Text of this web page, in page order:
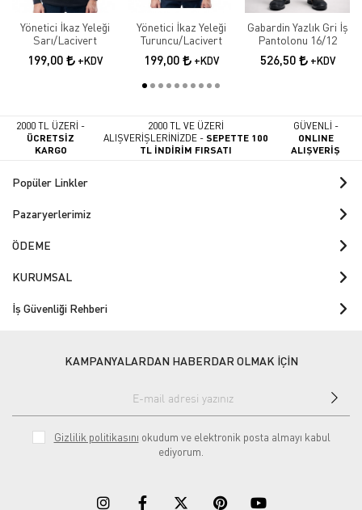
Yönetici İkaz Yeleği
Sarı/Lacivert
199,00 +KDV
Yönetici İkaz Yeleği
Turuncu/Lacivert
199,00 +KDV
Gabardin Yazlık Gri İş
Pantolonu 16/12
526,50 +KDV
2000 TL ÜZERİ -
ÜCRETSİZ
KARGO
2000 TL VE ÜZERİ
ALIŞVERİŞLERİNİZDE -SEPETTE 100
TL İNDİRİM FIRSATI
GÜVENLİ -
ONLINE
ALIŞVERİŞ
Popüler Linkler
Pazaryerlerimiz
ÖDEME
KURUMSAL
İş Güvenliği Rehberi
KAMPANYALARDAN HABERDAR OLMAK İÇİN
Gizlilik politikasını okudum ve elektronik posta almayı kabul
ediyorum.